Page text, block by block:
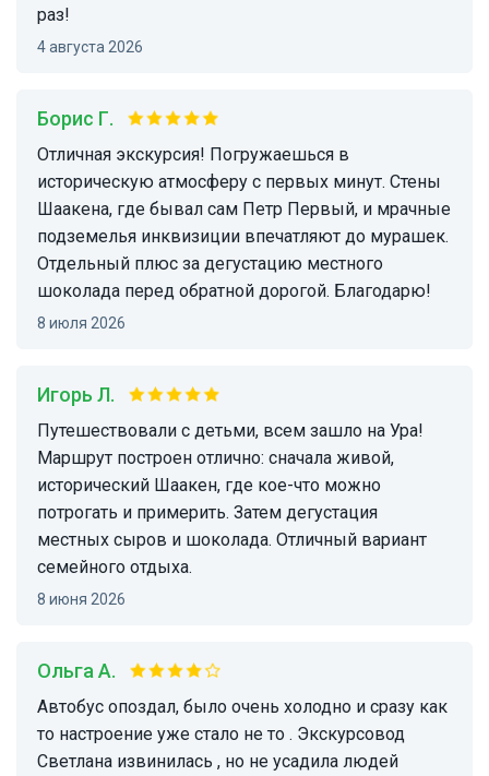
раз!
4 августа 2026
Борис Г.
Отличная экскурсия! Погружаешься в
историческую атмосферу с первых минут. Стены
Шаакена, где бывал сам Петр Первый, и мрачные
подземелья инквизиции впечатляют до мурашек.
Отдельный плюс за дегустацию местного
шоколада перед обратной дорогой. Благодарю!
8 июля 2026
Игорь Л.
Путешествовали с детьми, всем зашло на Ура!
Маршрут построен отлично: сначала живой,
исторический Шаакен, где кое-что можно
потрогать и примерить. Затем дегустация
местных сыров и шоколада. Отличный вариант
семейного отдыха.
8 июня 2026
Ольга А.
Автобус опоздал, было очень холодно и сразу как
то настроение уже стало не то . Экскурсовод
Светлана извинилась , но не усадила людей